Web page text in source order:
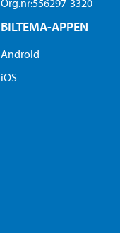
BILTEMA-APPEN
Android
iOS